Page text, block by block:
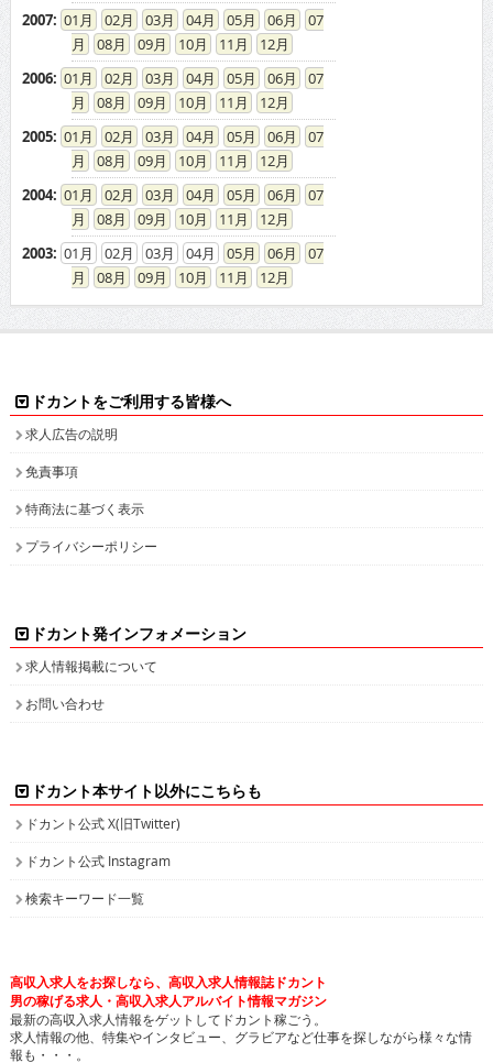
2007: 01 02 03 04 05 06
07
08
09 10 11
12
2006: 01 02 03 04 05 06
07
08
09 10 11
12
2005: 01 02 03 04 05 06
07
08
09 10 11
12
2004: 01 02 03 04 05 06
07
08
09 10 11
12
2003: 01 02 03 04 05 06
07
08
09 10 11 12
ドカントをご利用する皆様へ
求人広告の説明
免責事項
特商法に基づく表示
プライバシーポリシー
ドカント発インフォメーション
求人情報掲載について
お問い合わせ
ドカント本サイト以外にこちらも
ドカント公式 X(旧Twitter)
ドカント公式 Instagram
検索キーワード一覧
高収入求人をお探しなら、高収入求人情報誌ドカント
男の稼げる求人・高収入求人アルバイト情報マガジン
最新の高収入求人情報をゲットしてドカント稼ごう。
求人情報の他、特集やインタビュー、グラビアなど仕事を探しながら様々な情
報も・・・。